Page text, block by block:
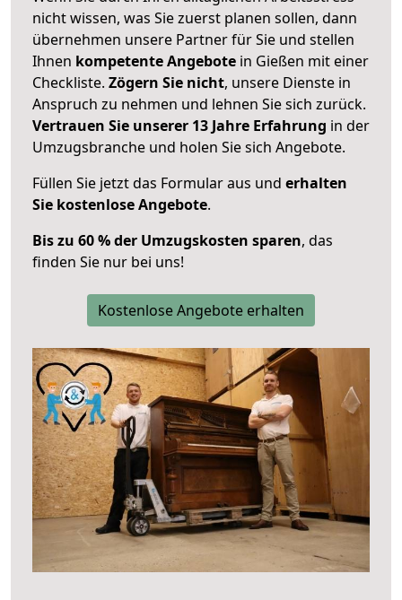
nicht wissen, was Sie zuerst planen sollen, dann
übernehmen unsere Partner für Sie und stellen
Ihnen kompetente Angebote in Gießen mit einer
Checkliste. Zögern Sie nicht, unsere Dienste in
Anspruch zu nehmen und lehnen Sie sich zurück.
Vertrauen Sie unserer 13 Jahre Erfahrung in der
Umzugsbranche und holen Sie sich Angebote.
Füllen Sie jetzt das Formular aus und erhalten
Sie kostenlose Angebote.
Bis zu 60 % der Umzugskosten sparen, das
finden Sie nur bei uns!
Kostenlose Angebote erhalten